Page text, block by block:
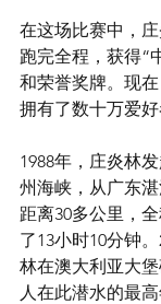
在这场比赛中，
跑完全程，获得“
和荣誉奖牌。现
拥有了数十万爱好
1988年，庄炎林
州海峡，从广东
距离30多公里，
了13小时10分钟
林在澳大利亚大
人在此潜水的最高